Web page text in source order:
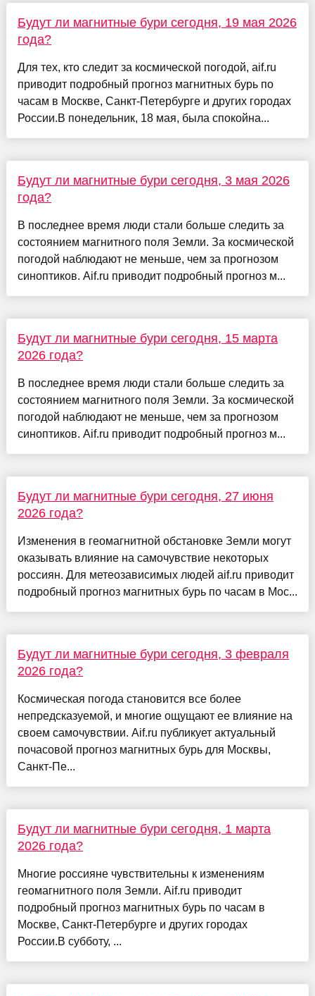
Будут ли магнитные бури сегодня, 19 мая 2026
года?
Для тех, кто следит за космической погодой, aif.ru
приводит подробный прогноз магнитных бурь по
часам в Москве, Санкт-Петербурге и других городах
России.В понедельник, 18 мая, была спокойна...
Будут ли магнитные бури сегодня, 3 мая 2026
года?
В последнее время люди стали больше следить за
состоянием магнитного поля Земли. За космической
погодой наблюдают не меньше, чем за прогнозом
синоптиков. Aif.ru приводит подробный прогноз м...
Будут ли магнитные бури сегодня, 15 марта
2026 года?
В последнее время люди стали больше следить за
состоянием магнитного поля Земли. За космической
погодой наблюдают не меньше, чем за прогнозом
синоптиков. Aif.ru приводит подробный прогноз м...
Будут ли магнитные бури сегодня, 27 июня
2026 года?
Изменения в геомагнитной обстановке Земли могут
оказывать влияние на самочувствие некоторых
россиян. Для метеозависимых людей aif.ru приводит
подробный прогноз магнитных бурь по часам в Мос...
Будут ли магнитные бури сегодня, 3 февраля
2026 года?
Космическая погода становится все более
непредсказуемой, и многие ощущают ее влияние на
своем самочувствии. Aif.ru публикует актуальный
почасовой прогноз магнитных бурь для Москвы,
Санкт-Пе...
Будут ли магнитные бури сегодня, 1 марта
2026 года?
Многие россияне чувствительны к изменениям
геомагнитного поля Земли. Aif.ru приводит
подробный прогноз магнитных бурь по часам в
Москве, Санкт-Петербурге и других городах
России.В субботу, ...